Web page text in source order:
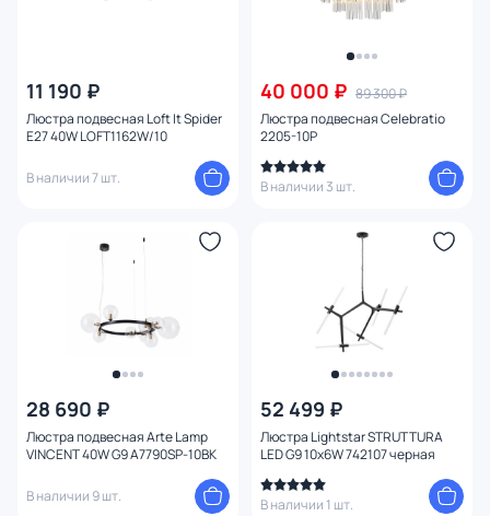
11 190 ₽
Люстра подвесная Loft It Spider
E27 40W LOFT1162W/10
В наличии 7 шт.
40 000 ₽ 89 300 ₽
Люстра подвесная Сelebratio
2205-10P
В наличии 3 шт.
28 690 ₽
Люстра подвесная Arte Lamp
VINCENT 40W G9 A7790SP-10BK
В наличии 9 шт.
52 499 ₽
Люстра Lightstar STRUTTURA
LED G9 10х6W 742107 черная
В наличии 1 шт.